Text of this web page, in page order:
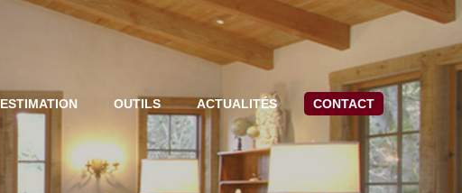
ESTIMATION OUTILS ACTUALITÉS CONTACT